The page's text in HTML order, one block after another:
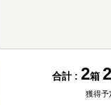
合計 : 2箱 2
獲得予